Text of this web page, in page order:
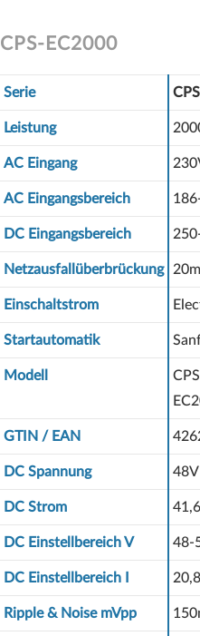
CPS-EC2000
Serie
Leistung
AC Eingang
AC Eingangsbereich
DC Eingangsbereich
Netzausfallüberbrückung
Einschaltstrom
Startautomatik
Modell
GTIN / EAN
DC Spannung 48V
DC Strom
DC Einstellbereich V 48-
DC Einstellbereich I
Ripple & Noise mVpp